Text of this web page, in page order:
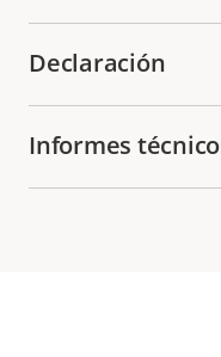
Declaración
Informes